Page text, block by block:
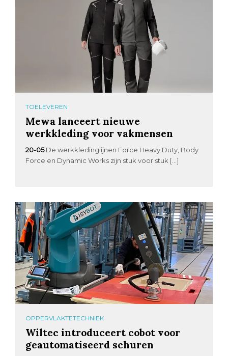
TOELEVEREN
Mewa lanceert nieuwe
werkkleding voor vakmensen
20-05 De werkkledinglijnen Force Heavy Duty, Body
Force en Dynamic Works zijn stuk voor stuk […]
OPPERVLAKTETECHNIEK
Wiltec introduceert cobot voor
geautomatiseerd schuren